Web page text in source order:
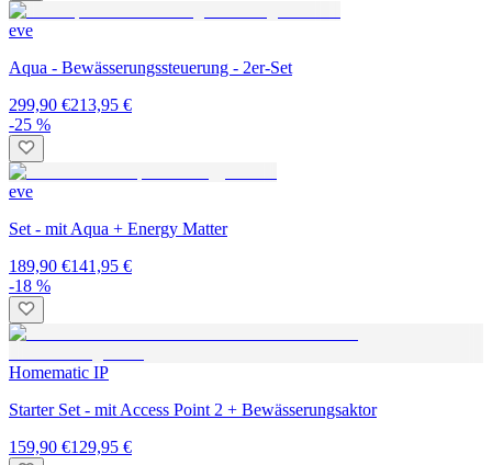
eve
Aqua - Bewässerungssteuerung - 2er-Set
299,90 €213,95 €
-25 %
eve
Set - mit Aqua + Energy Matter
189,90 €141,95 €
-18 %
Homematic IP
Starter Set - mit Access Point 2 + Bewässerungsaktor
159,90 €129,95 €